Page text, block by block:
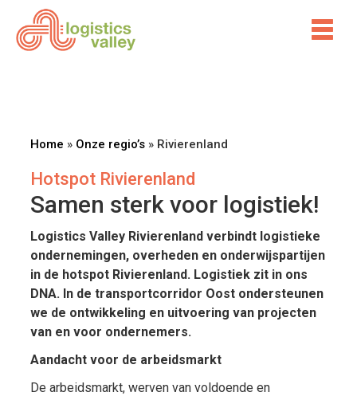
Home » Onze regio’s» Rivierenland
Hotspot Rivierenland
Samen sterk voor logistiek!
Logistics Valley Rivierenland verbindt logistieke
ondernemingen, overheden en onderwijspartijen
in de hotspot Rivierenland. Logistiek zit in ons
DNA. In de transportcorridor Oost ondersteunen
we de ontwikkeling en uitvoering van projecten
van en voor ondernemers.
Aandacht voor de arbeidsmarkt
De arbeidsmarkt, werven van voldoende en